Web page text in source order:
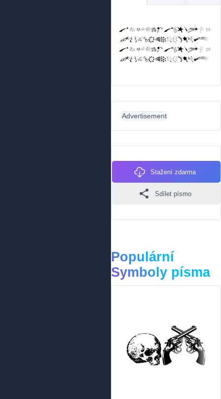
Advertisement
Stažení zdarma
Sdílet písmo
Populární
Symboly písma